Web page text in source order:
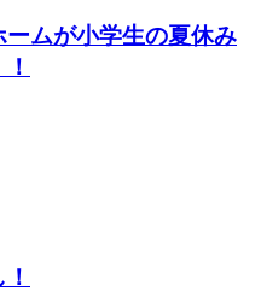
ームが小学生の夏休み